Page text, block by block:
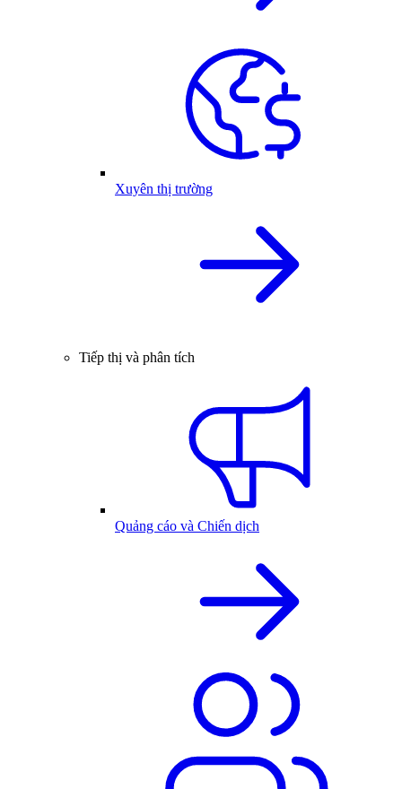
Xuyên thị trường
Tiếp thị và phân tích
Quảng cáo và Chiến dịch